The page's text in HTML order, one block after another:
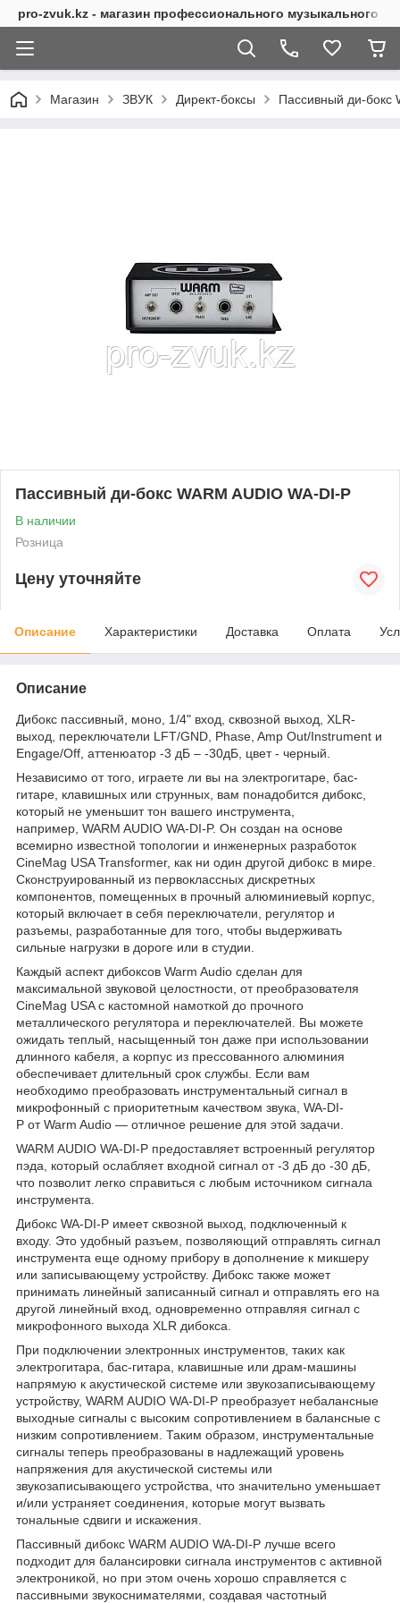
pro-zvuk.kz - магазин профессионального музыкального
Магазин ЗВУК Директ-боксы Пассивный ди-бокс
Пассивный ди-бокс WARM AUDIO WA-DI-P
В наличии
Розница
Цену уточняйте
Описание Характеристики Доставка Оплата
Описание
Дибокс пассивный, моно, 1/4" вход, сквозной выход, XLR-
выход, переключатели LFT/GND, Phase, Amp Out/Instrument и
Engage/Off, аттенюатор -3 дБ – -30дБ, цвет - черный.
Независимо от того, играете ли вы на электрогитаре, бас-
гитаре, клавишных или струнных, вам понадобится дибокс,
который не уменьшит тон вашего инструмента,
например, WARM AUDIO WA-DI-P. Он создан на основе
всемирно известной топологии и инженерных разработок
CineMag USA Transformer, как ни один другой дибокс в мире.
Сконструированный из первоклассных дискретных
компонентов, помещенных в прочный алюминиевый корпус,
который включает в себя переключатели, регулятор и
разъемы, разработанные для того, чтобы выдерживать
сильные нагрузки в дороге или в студии.
Каждый аспект дибоксов Warm Audio сделан для
максимальной звуковой целостности, от преобразователя
CineMag USA с кастомной намоткой до прочного
металлического регулятора и переключателей. Вы можете
ожидать теплый, насыщенный тон даже при использовании
длинного кабеля, а корпус из прессованного алюминия
обеспечивает длительный срок службы. Если вам
необходимо преобразовать инструментальный сигнал в
микрофонный с приоритетным качеством звука, WA-DI-
P от Warm Audio — отличное решение для этой задачи.
WARM AUDIO WA-DI-P предоставляет встроенный регулятор
пэда, который ослабляет входной сигнал от -3 дБ до -30 дБ,
что позволит легко справиться с любым источником сигнала
инструмента.
Дибокс WA-DI-P имеет сквозной выход, подключенный к
входу. Это удобный разъем, позволяющий отправлять сигнал
инструмента еще одному прибору в дополнение к микшеру
или записывающему устройству. Дибокс также может
принимать линейный записанный сигнал и отправлять его на
другой линейный вход, одновременно отправляя сигнал с
микрофонного выхода XLR дибокса.
При подключении электронных инструментов, таких как
электрогитара, бас-гитара, клавишные или драм-машины
напрямую к акустической системе или звукозаписывающему
устройству, WARM AUDIO WA-DI-P преобразует небалансные
выходные сигналы с высоким сопротивлением в балансные с
низким сопротивлением. Таким образом, инструментальные
сигналы теперь преобразованы в надлежащий уровень
напряжения для акустической системы или
звукозаписывающего устройства, что значительно уменьшает
и/или устраняет соединения, которые могут вызвать
тональные сдвиги и искажения.
Пассивный дибокс WARM AUDIO WA-DI-P лучше всего
подходит для балансировки сигнала инструментов с активной
электроникой, но при этом очень хорошо справляется с
пассивными звукоснимателями, создавая частотный